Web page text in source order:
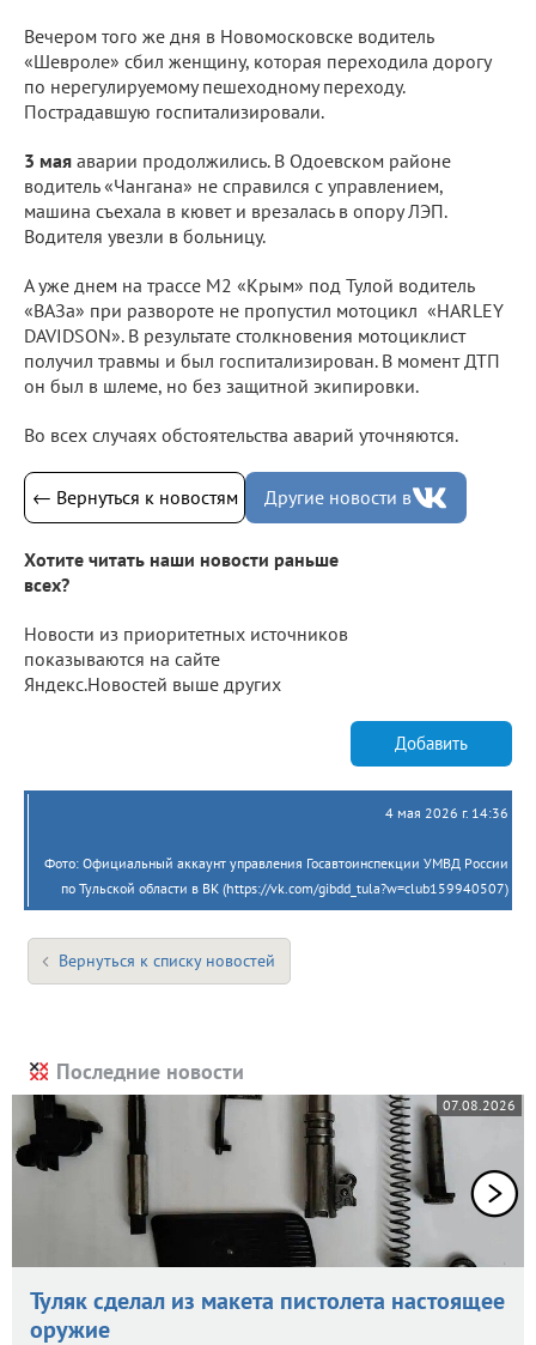
Вечером того же дня в Новомосковске водитель
«Шевроле» сбил женщину, которая переходила дорогу
по нерегулируемому пешеходному переходу.
Пострадавшую госпитализировали.
3 мая аварии продолжились. В Одоевском районе
водитель «Чангана» не справился с управлением,
машина съехала в кювет и врезалась в опору ЛЭП.
Водителя увезли в больницу.
А уже днем на трассе М2 «Крым» под Тулой водитель
«ВАЗа» при развороте не пропустил мотоцикл «HARLEY
DAVIDSON». В результате столкновения мотоциклист
получил травмы и был госпитализирован. В момент ДТП
он был в шлеме, но без защитной экипировки.
Во всех случаях обстоятельства аварий уточняются.
← Вернуться к новостям Другие новости в
Хотите читать наши новости раньше
всех?
Новости из приоритетных источников
показываются на сайте
Яндекс.Новостей выше других
Добавить
4 мая 2026 г. 14:36
Фото: Официальный аккаунт управления Госавтоинспекции УМВД России
по Тульской области в ВК (https://vk.com/gibdd_tula?w=club159940507)
Вернуться к списку новостей
Последние новости
07.08.2026
Туляк сделал из макета пистолета настоящее
оружие